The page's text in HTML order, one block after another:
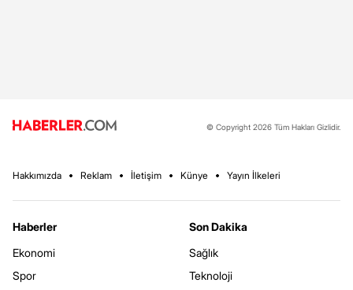
© Copyright 2026 Tüm Hakları Gizlidir.
Hakkımızda Reklam İletişim Künye Yayın İlkeleri
Haberler
Ekonomi
Spor
Son Dakika
Sağlık
Teknoloji